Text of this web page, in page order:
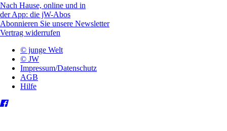
Nach Hause, online und in
der App: die jW-Abos
Abonnieren Sie unsere Newsletter
Vertrag widerrufen
© junge Welt
© JW
Impressum/Datenschutz
AGB
Hilfe